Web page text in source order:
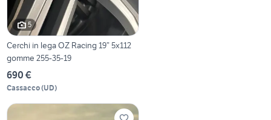
5
Cerchi in lega OZ Racing 19” 5x112
gomme 255-35-19
690 €
Cassacco(UD)